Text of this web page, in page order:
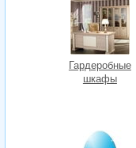
Гардеробные
шкафы